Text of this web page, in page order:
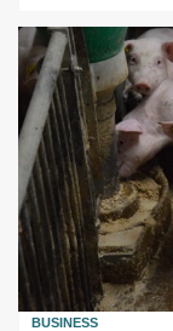
BUSINESS